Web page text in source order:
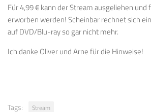
Für 4,99 € kann der Stream ausgeliehen und
erworben werden! Scheinbar rechnet sich
auf DVD/Blu-ray so gar nicht mehr.
Ich danke Oliver und Arne für die Hinweise!
Tags: Stream